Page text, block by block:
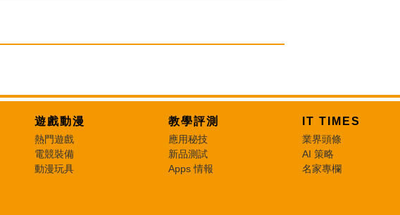
遊戲動漫
熱門遊戲
電競裝備
動漫玩具
教學評測
應用秘技
新品測試
Apps 情報
IT TIMES
業界頭條
AI 策略
名家專欄